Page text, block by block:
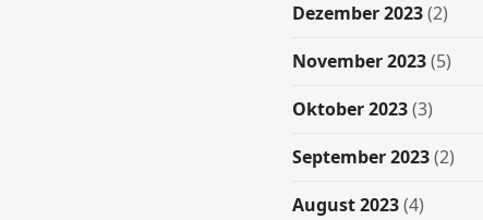
Dezember 2023(2)
November 2023(5)
Oktober 2023(3)
September 2023(2)
August 2023(4)